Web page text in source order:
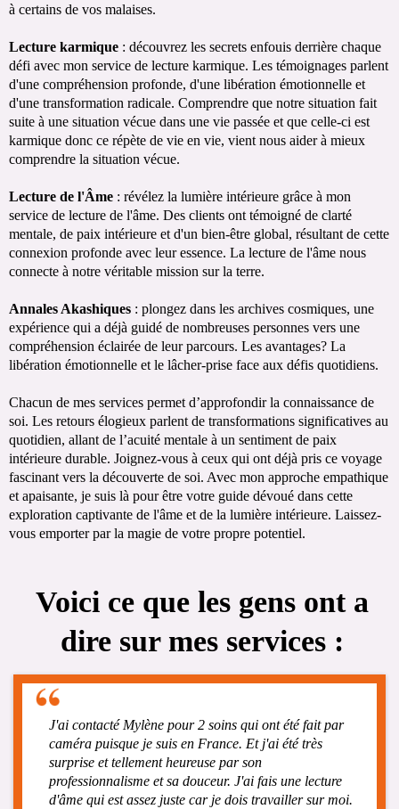
à certains de vos malaises.
Lecture karmique : découvrez les secrets enfouis derrière chaque
défi avec mon service de lecture karmique. Les témoignages parlent
d'une compréhension profonde, d'une libération émotionnelle et
d'une transformation radicale. Comprendre que notre situation fait
suite à une situation vécue dans une vie passée et que celle-ci est
karmique donc ce répète de vie en vie, vient nous aider à mieux
comprendre la situation vécue.
Lecture de l'Âme : révélez la lumière intérieure grâce à mon
service de lecture de l'âme. Des clients ont témoigné de clarté
mentale, de paix intérieure et d'un bien-être global, résultant de cette
connexion profonde avec leur essence. La lecture de l'âme nous
connecte à notre véritable mission sur la terre.
Annales Akashiques : plongez dans les archives cosmiques, une
expérience qui a déjà guidé de nombreuses personnes vers une
compréhension éclairée de leur parcours. Les avantages? La
libération émotionnelle et le lâcher-prise face aux défis quotidiens.
Chacun de mes services permet d’approfondir la connaissance de
soi. Les retours élogieux parlent de transformations significatives au
quotidien, allant de l’acuité mentale à un sentiment de paix
intérieure durable. Joignez-vous à ceux qui ont déjà pris ce voyage
fascinant vers la découverte de soi. Avec mon approche empathique
et apaisante, je suis là pour être votre guide dévoué dans cette
exploration captivante de l'âme et de la lumière intérieure. Laissez-
vous emporter par la magie de votre propre potentiel.
Voici ce que les gens ont a
dire sur mes services :
J'ai contacté Mylène pour 2 soins qui ont été fait par
caméra puisque je suis en France. Et j'ai été très
surprise et tellement heureuse par son
professionnalisme et sa douceur. J'ai fais une lecture
d'âme qui est assez juste car je dois travailler sur moi.